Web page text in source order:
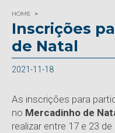
HOME
Inscrições
de Natal
2021-11-18
As inscrições para
no Mercadinho de
realizar entre 17 e 23 de